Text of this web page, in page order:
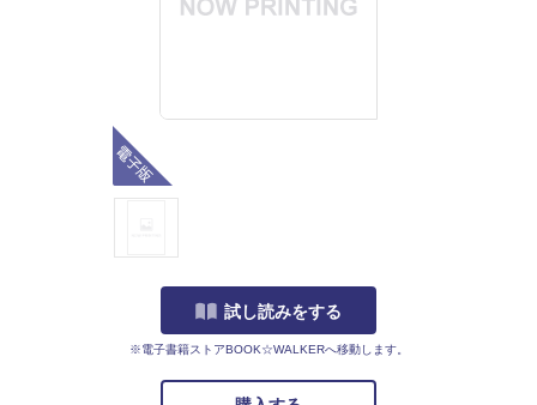
試し読みをする
※電子書籍ストアBOOK☆WALKERへ移動します。